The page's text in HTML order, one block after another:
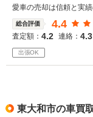
愛車の売却は信頼と実績
総合評価 4.4
査定額： 4.2 連絡： 4.3
出張OK
東大和市の車買